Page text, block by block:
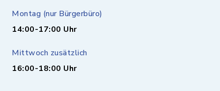
Montag (nur Bürgerbüro)
14:00-17:00 Uhr
Mittwoch zusätzlich
16:00-18:00 Uhr